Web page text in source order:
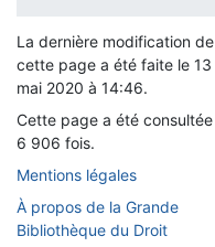
La dernière modification de
cette page a été faite le 13
mai 2020 à 14:46.
Cette page a été consultée
6 906 fois.
Mentions légales
À propos de la Grande
Bibliothèque du Droit